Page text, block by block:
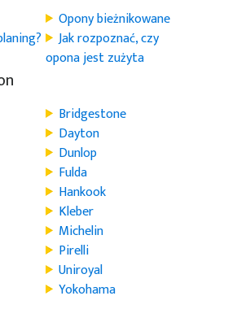
Opony bieżnikowane
Jak rozpoznać, czy
opona jest zużyta
Bridgestone
Dayton
Dunlop
Fulda
Hankook
Kleber
Michelin
Pirelli
Uniroyal
Yokohama